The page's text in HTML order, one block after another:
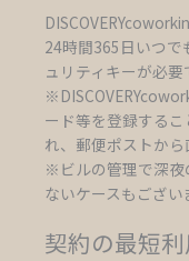
24時間365日いつで
ュリティキーが必要
ード等を登録する
れ、郵便ポストから
※ビルの管理で深夜
ないケースもござい
契約の最短